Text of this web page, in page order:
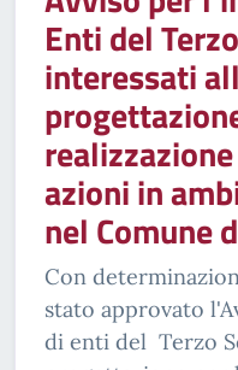
Enti del
interessati
azioni in
nel Comune
Con
stato approvato
di enti del Terzo